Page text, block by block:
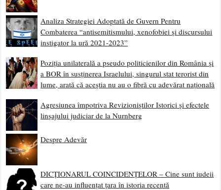
Analiza Strategiei Adoptată de Guvern Pentru
Combaterea “antisemitismului, xenofobiei și discursului
instigator la ură 2021-2023”
Poziția unilaterală a pseudo politicienilor din România și
a BOR în susținerea Israelului, singurul stat terorist din
lume, arată că aceștia nu au o fibră cu adevărat națională
Agresiunea împotriva Revizioniștilor Istorici și efectele
linșajului judiciar de la Nurnberg
Despre Adevăr
DICȚIONARUL COINCIDENȚELOR – Cine sunt iudeii
care ne-au influențat țara în istoria recentă